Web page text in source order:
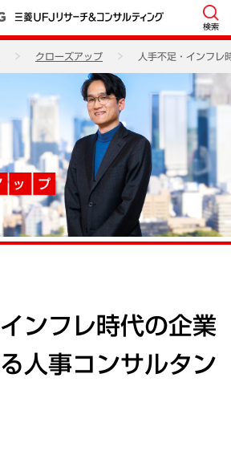
検索
クローズアップ 人手不足・インフレ
ンフレ時代の企業
人事コンサルタン